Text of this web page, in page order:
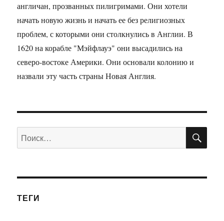
англичан, прозванных пилигримами. Они хотели
начать новую жизнь и начать ее без религиозных
проблем, с которыми они столкнулись в Англии. В
1620 на корабле "Мэйфлауэ" они высадились на
северо-востоке Америки. Они основали колонию и
назвали эту часть страны Новая Англия.
Искать:
ТЕГИ